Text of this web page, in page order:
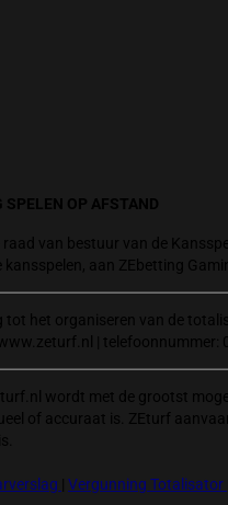
SPELEN OP AFSTAND
raad van bestuur van de
kansspelen, aan ZEbetting
tot het organiseren van de
| telefoonnummer:
wordt met de grootst
of accuraat is. ZEturf
Vergunning Totalisator